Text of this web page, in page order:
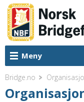
Meny
Bridge.no